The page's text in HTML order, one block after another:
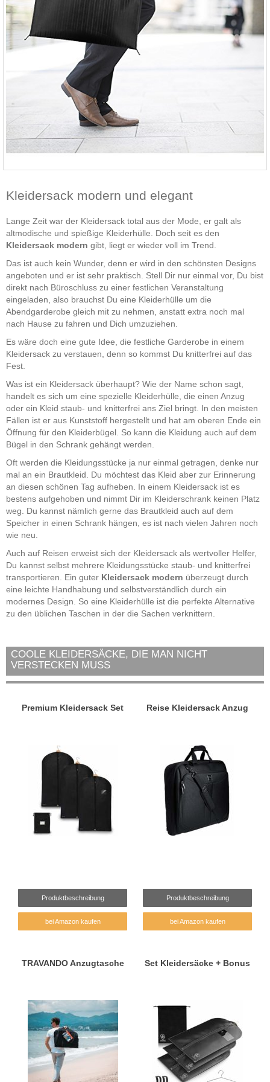
Kleidersack modern und elegant
Lange Zeit war der Kleidersack total aus der Mode, er galt als
altmodische und spießige Kleiderhülle. Doch seit es den
Kleidersack modern gibt, liegt er wieder voll im Trend.
Das ist auch kein Wunder, denn er wird in den schönsten Designs
angeboten und er ist sehr praktisch. Stell Dir nur einmal vor, Du bist
direkt nach Büroschluss zu einer festlichen Veranstaltung
eingeladen, also brauchst Du eine Kleiderhülle um die
Abendgarderobe gleich mit zu nehmen, anstatt extra noch mal
nach Hause zu fahren und Dich umzuziehen.
Es wäre doch eine gute Idee, die festliche Garderobe in einem
Kleidersack zu verstauen, denn so kommst Du knitterfrei auf das
Fest.
Was ist ein Kleidersack überhaupt? Wie der Name schon sagt,
handelt es sich um eine spezielle Kleiderhülle, die einen Anzug
oder ein Kleid staub- und knitterfrei ans Ziel bringt. In den meisten
Fällen ist er aus Kunststoff hergestellt und hat am oberen Ende ein
Öffnung für den Kleiderbügel. So kann die Kleidung auch auf dem
Bügel in den Schrank gehängt werden.
Oft werden die Kleidungsstücke ja nur einmal getragen, denke nur
mal an ein Brautkleid. Du möchtest das Kleid aber zur Erinnerung
an diesen schönen Tag aufheben. In einem Kleidersack ist es
bestens aufgehoben und nimmt Dir im Kleiderschrank keinen Platz
weg. Du kannst nämlich gerne das Brautkleid auch auf dem
Speicher in einen Schrank hängen, es ist nach vielen Jahren noch
wie neu.
Auch auf Reisen erweist sich der Kleidersack als wertvoller Helfer,
Du kannst selbst mehrere Kleidungsstücke staub- und knitterfrei
transportieren. Ein guter Kleidersack modern überzeugt durch
eine leichte Handhabung und selbstverständlich durch ein
modernes Design. So eine Kleiderhülle ist die perfekte Alternative
zu den üblichen Taschen in der die Sachen verknittern.
COOLE KLEIDERSÄCKE, DIE MAN NICHT
VERSTECKEN MUSS
Premium Kleidersack Set
Produktbeschreibung
bei Amazon kaufen
Reise Kleidersack Anzug
Produktbeschreibung
bei Amazon kaufen
TRAVANDO Anzugtasche Set Kleidersäcke + Bonus